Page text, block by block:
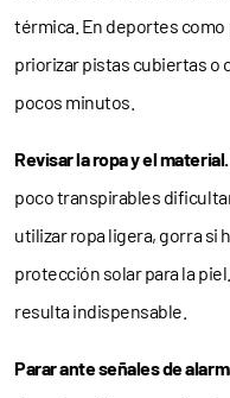
térmica. En deportes
priorizar pistas cubiertas o
pocos minutos.
Revisar la ropa y el material.
poco transpirables
utilizar ropa ligera, gorra si
protección solar para la
resulta indispensable.
Parar ante señales de